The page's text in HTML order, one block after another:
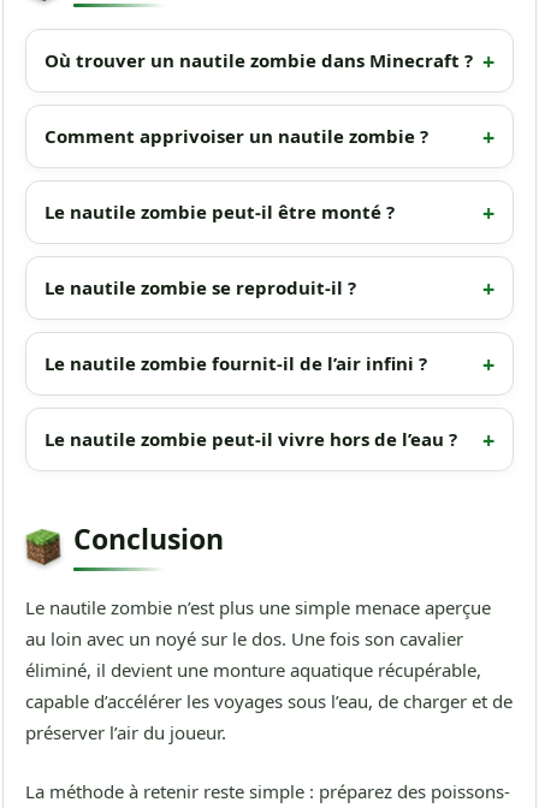
Où trouver un nautile zombie dans Minecraft ?
Comment apprivoiser un nautile zombie ?
Le nautile zombie peut-il être monté ?
Le nautile zombie se reproduit-il ?
Le nautile zombie fournit-il de l’air infini ?
Le nautile zombie peut-il vivre hors de l’eau ?
Conclusion
Le nautile zombie n’est plus une simple menace aperçue
au loin avec un noyé sur le dos. Une fois son cavalier
éliminé, il devient une monture aquatique récupérable,
capable d’accélérer les voyages sous l’eau, de charger et de
préserver l’air du joueur.
La méthode à retenir reste simple : préparez des poissons-